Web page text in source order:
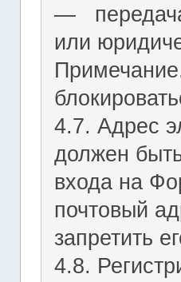
― передача
или
4.7. Адрес
должен
входа на
почтовый
запретить
4.8.